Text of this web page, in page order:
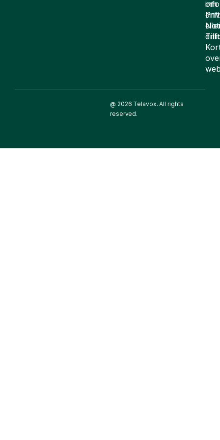
om
drift
@ 2026 Telavox. All rights
reserved.